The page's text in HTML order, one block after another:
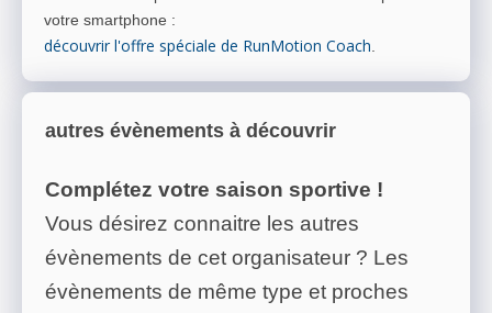
votre smartphone :
découvrir l'offre spéciale de RunMotion Coach.
autres évènements à découvrir
Complétez votre saison sportive !
Vous désirez connaitre les autres
évènements de cet organisateur ? Les
évènements de même type et proches